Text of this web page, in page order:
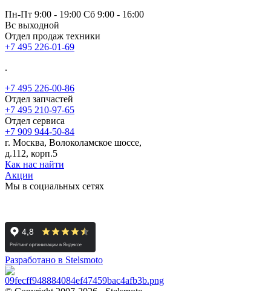
Пн-Пт 9:00 - 19:00 Сб 9:00 - 16:00
Вс выходной
Отдел продаж техники
+7 495 226-01-69
.
+7 495 226-00-86
Отдел запчастей
+7 495 210-97-65
Отдел сервиса
+7 909 944-50-84
г. Москва, Волоколамское шоссе,
д.112, корп.5
Как нас найти
Акции
Мы в социальных сетях
Разработано в Stelsmoto